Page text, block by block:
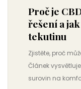
Proč je
řešení a
tekutinu
Zjistěte, proč
Článek
surovin na